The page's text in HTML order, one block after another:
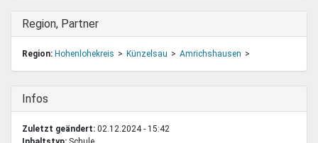
Ausblenden
Region, Partner
Region: Hohenlohekreis Künzelsau Amrichshausen
Ausblenden
Infos
Zuletzt geändert: 02.12.2024 - 15:42